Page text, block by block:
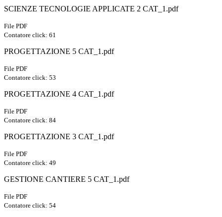
SCIENZE TECNOLOGIE APPLICATE 2 CAT_1.pdf
File PDF
Contatore click: 61
PROGETTAZIONE 5 CAT_1.pdf
File PDF
Contatore click: 53
PROGETTAZIONE 4 CAT_1.pdf
File PDF
Contatore click: 84
PROGETTAZIONE 3 CAT_1.pdf
File PDF
Contatore click: 49
GESTIONE CANTIERE 5 CAT_1.pdf
File PDF
Contatore click: 54